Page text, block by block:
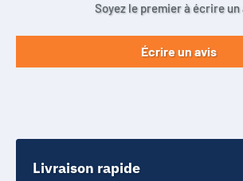
Soyez le premier à écrire un
Écrire un avis
Livraison rapide